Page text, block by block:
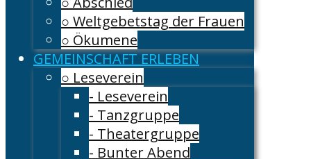
○ Weltgebetstag der Frauen
○ Ökumene
GEMEINSCHAFT ERLEBEN
○ Leseverein
- Leseverein
- Tanzgruppe
- Theatergruppe
- Bunter Abend